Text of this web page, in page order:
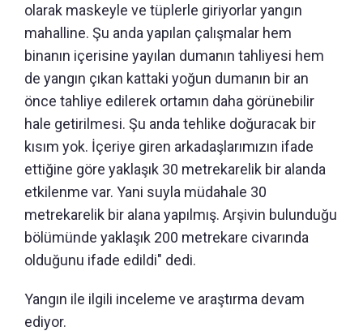
olarak maskeyle ve tüplerle giriyorlar yangın
mahalline. Şu anda yapılan çalışmalar hem
binanın içerisine yayılan dumanın tahliyesi hem
de yangın çıkan kattaki yoğun dumanın bir an
önce tahliye edilerek ortamın daha görünebilir
hale getirilmesi. Şu anda tehlike doğuracak bir
kısım yok. İçeriye giren arkadaşlarımızın ifade
ettiğine göre yaklaşık 30 metrekarelik bir alanda
etkilenme var. Yani suyla müdahale 30
metrekarelik bir alana yapılmış. Arşivin bulunduğu
bölümünde yaklaşık 200 metrekare civarında
olduğunu ifade edildi" dedi.
Yangın ile ilgili inceleme ve araştırma devam
ediyor.